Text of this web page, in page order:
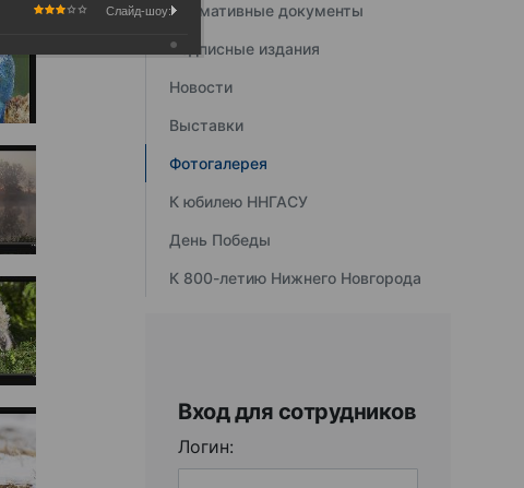
Нормативные документы
Подписные издания
Новости
Выставки
Фотогалерея
К юбилею ННГАСУ
День Победы
К 800-летию Нижнего Новгорода
Вход для сотрудников
Логин:
Слайд-шоу: